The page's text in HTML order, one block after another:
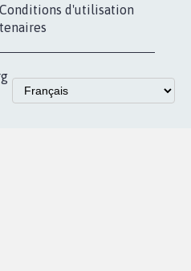
Conditions d'utilisation